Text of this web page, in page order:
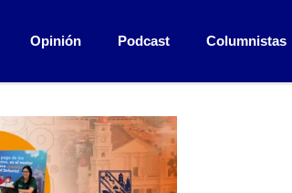
Opinión Podcast Columnistas